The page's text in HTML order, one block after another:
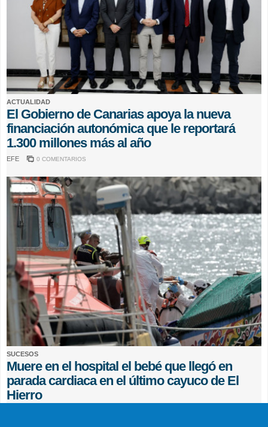
ACTUALIDAD
El Gobierno de Canarias apoya la nueva
financiación autonómica que le reportará
1.300 millones más al año
EFE 0 COMENTARIOS
SUCESOS
Muere en el hospital el bebé que llegó en
parada cardiaca en el último cayuco de El
Hierro